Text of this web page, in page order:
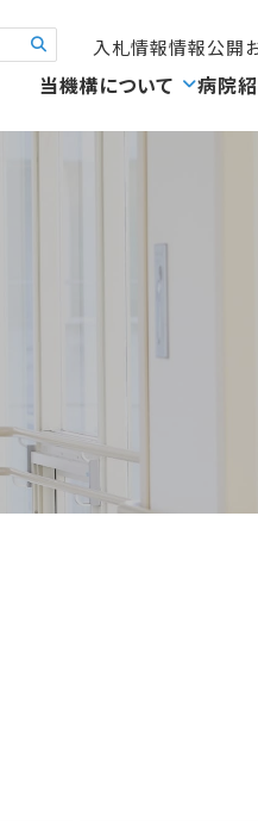
入札情報情報公開
当機構について 病院